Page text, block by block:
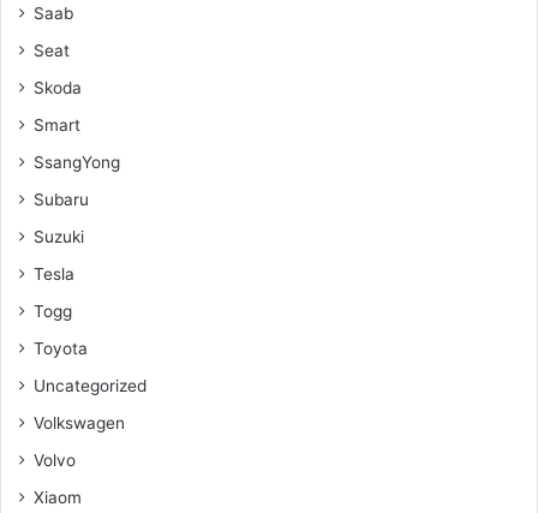
Saab
Seat
Skoda
Smart
SsangYong
Subaru
Suzuki
Tesla
Togg
Toyota
Uncategorized
Volkswagen
Volvo
Xiaom